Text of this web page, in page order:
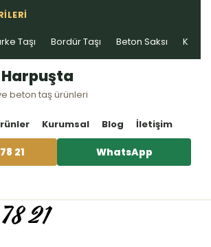
Taşı Bordür Taşı Beton Saksı Kablo
beton taş ürünleri
Kurumsal Blog İletişim
21 WhatsApp
21